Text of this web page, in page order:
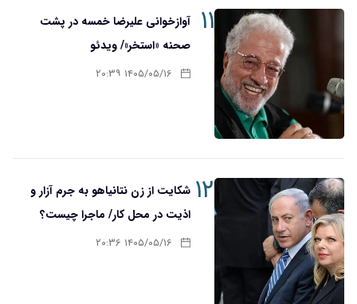
۱۱
آوازخوانی علیرضا خمسه در پشت
صحنه «استخر»/ ویدئو
۱۴۰۵/۰۵/۱۶ ۲۰:۳۹
۱۲ شکایت از زن نتانیاهو به جرم آزار و
اذیت در محل کار/ ماجرا چیست؟
۱۴۰۵/۰۵/۱۶ ۲۰:۳۶